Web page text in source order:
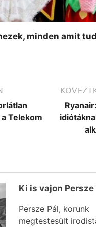
minden amit
Telekom
Ki is vajon Persze
Persze Pál, korunk
megtestesült